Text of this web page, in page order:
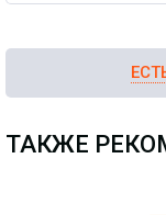
ТАКЖЕ